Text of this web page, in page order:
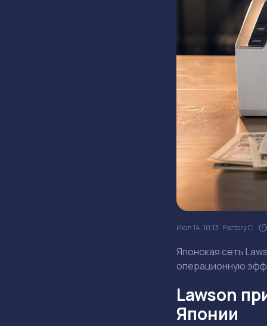
Июл 14, 10:13 Factory C.
Японская сеть
операционную
Lawson
Японии